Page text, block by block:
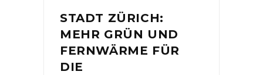
STADT ZÜRICH:
MEHR GRÜN UND
FERNWÄRME FÜR
DIE